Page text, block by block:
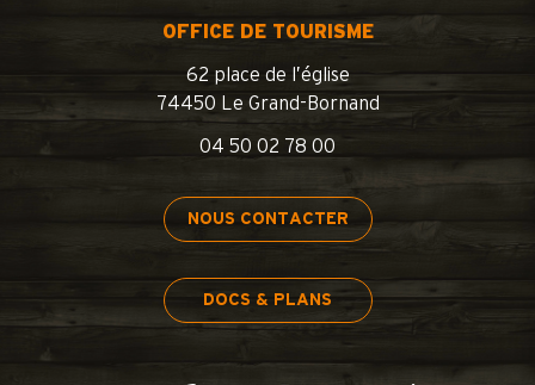
OFFICE DE TOURISME
62 place de l’église
74450 Le Grand-Bornand
04 50 02 78 00
NOUS CONTACTER
DOCS & PLANS